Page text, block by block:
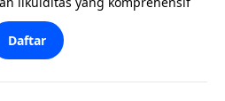
Daftar